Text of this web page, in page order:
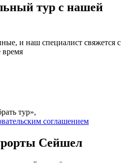
тур с нашей
и наш специалист свяжется с
время
тур»,
соглашением
Сейшел